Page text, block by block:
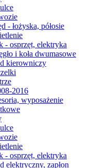
- łożyska, półosie
- osprzęt, elektryka
i koła dwumasowe
kierowniczy
2016
wyposażenie
- osprzęt, elektryka
elektryczny, zapłon